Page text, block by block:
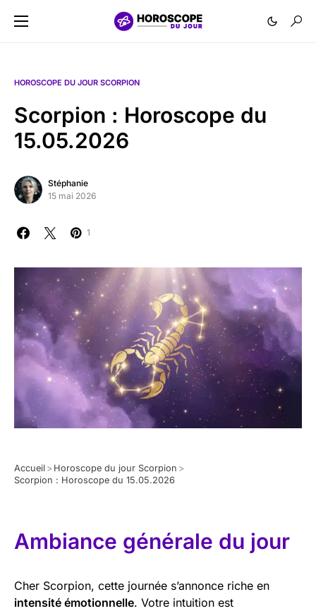
HOROSCOPE DU JOUR SCORPION
Scorpion : Horoscope du
15.05.2026
Stéphanie
15 mai 2026
1
Accueil > Horoscope du jour Scorpion >
Scorpion : Horoscope du 15.05.2026
Ambiance générale du jour
Cher Scorpion, cette journée s’annonce riche en
intensité émotionnelle. Votre intuition est